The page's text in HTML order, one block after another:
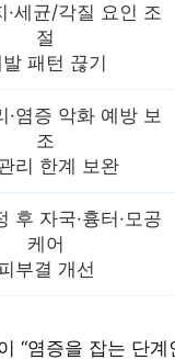
·세균/각질 요인 조
절
패턴 끊기
·염증 악화 예방 보
조
리 한계 보완
후 자국·흉터·모공
케어
부결 개선
“염증을 잡는 단